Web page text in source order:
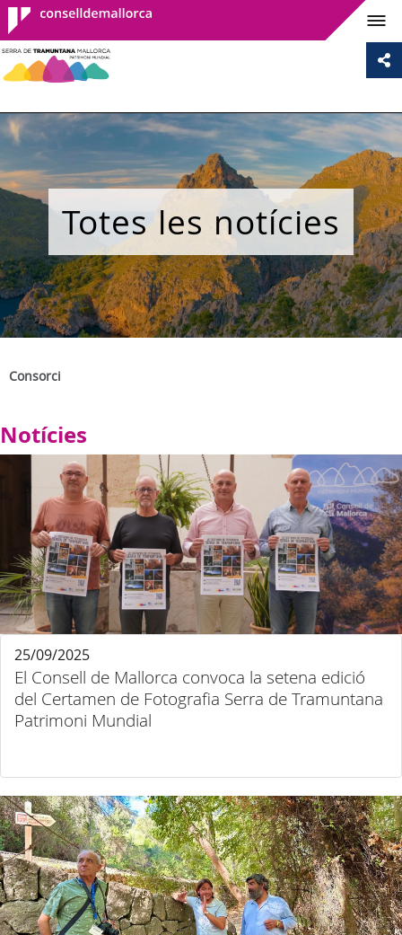
Consell de
Mallorca
Totes les notícies
Consorci
Notícies
El Consell de Mallorca convoca la setena edició
del Certamen de Fotografia Serra de Tramuntana
Patrimoni Mundial
25/09/2025